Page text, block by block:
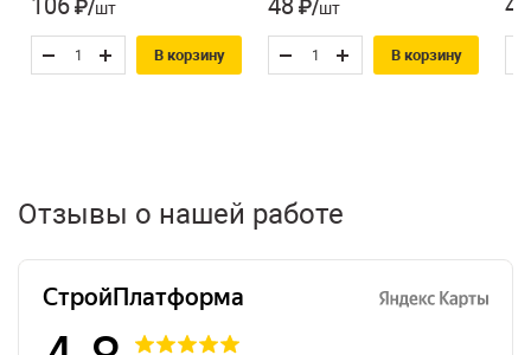
106 ₽/шт
В корзину
48 ₽/шт
В корзину
45
Отзывы о нашей работе